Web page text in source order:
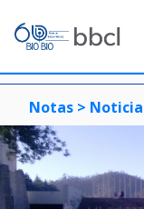
Notas > Noticia